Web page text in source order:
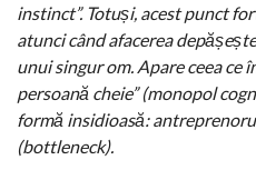
instinct”. Totuși, acest punct
atunci când afacerea
unui singur om. Apare ceea ce
persoană cheie” (monopol
formă insidioasă:
(bottleneck).